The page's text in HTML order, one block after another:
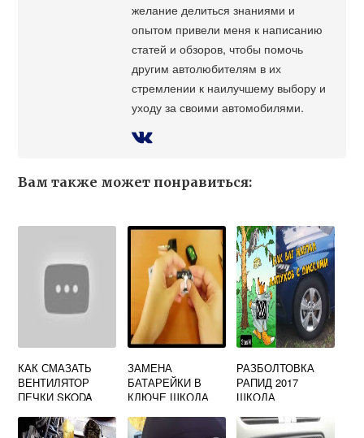
желание делиться знаниями и
опытом привели меня к написанию
статей и обзоров, чтобы помочь
другим автолюбителям в их
стремлении к наилучшему выбору и
уходу за своими автомобилями.
Вам также может понравиться:
КАК СМАЗАТЬ
ВЕНТИЛЯТОР
ПЕЧКИ SKODA
ЗАМЕНА
БАТАРЕЙКИ В
КЛЮЧЕ ШКОДА
РАЗБОЛТОВКА
РАПИД 2017
ШКОДА